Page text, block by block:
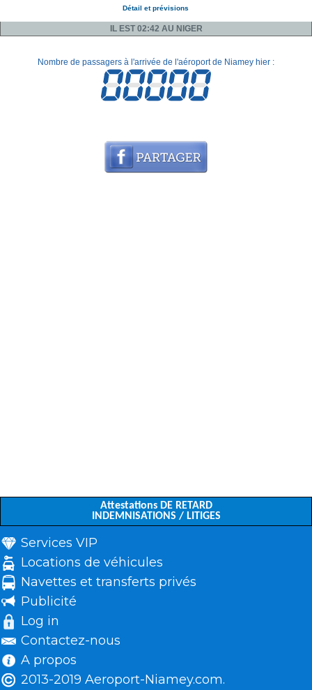
Détail et prévisions
IL EST 02:42 AU NIGER
Nombre de passagers à l'arrivée de l'aéroport de Niamey hier :
Attestations DE RETARD
INDEMNISATIONS / LITIGES
Services VIP
Locations de véhicules
Navettes et transferts privés
Publicité
Log in
Contactez-nous
A propos
2013-2019 Aeroport-Niamey.com.